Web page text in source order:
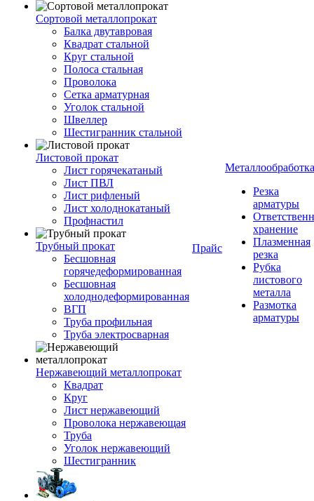
Сортовой металлопрокат
Балка двутавровая
Квадрат стальной
Круг стальной
Полоса стальная
Проволока
Сетка арматурная
Уголок стальной
Швеллер
Шестигранник стальной
Листовой прокат
Лист горячекатаный
Лист ПВЛ
Лист рифленый
Лист холоднокатаный
Профнастил
Трубный прокат
Бесшовная
горячедеформированная
Бесшовная
холоднодеформированная
ВГП
Труба профильная
Труба электросварная
Нержавеющий металлопрокат
Квадрат
Круг
Лист нержавеющий
Проволока нержавеющая
Труба
Уголок нержавеющий
Шестигранник
Прайс
Металлообработка
Резка
арматуры
хранение
Плазменная
резка
Рубка
листового
металла
Размотка
арматуры